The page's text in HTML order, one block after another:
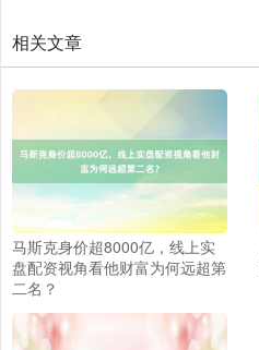
相关文章
马斯克身价超8000亿，线上实
盘配资视角看他财富为何远超第
二名？
北证50 1122.88